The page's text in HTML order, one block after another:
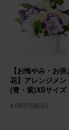
ブルーミーユーザ
用途：
その他
お盆のお花に！
実家にお盆用
よかったです。
【お悔やみ・
ズ
【お悔やみ・お
花】アレンジメン
(青・紫)XSサイズ
4,060円(税込)